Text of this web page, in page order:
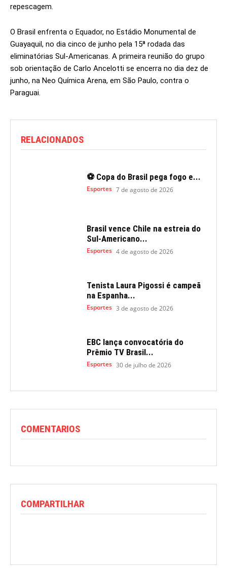
repescagem.
O Brasil enfrenta o Equador, no Estádio Monumental de
Guayaquil, no dia cinco de junho pela 15ª rodada das
eliminatórias Sul-Americanas. A primeira reunião do grupo
sob orientação de Carlo Ancelotti se encerra no dia dez de
junho, na Neo Química Arena, em São Paulo, contra o
Paraguai.
RELACIONADOS
⚽ Copa do Brasil pega fogo e...
Esportes 7 de agosto de 2026
Brasil vence Chile na estreia do
Sul-Americano...
Esportes 4 de agosto de 2026
Tenista Laura Pigossi é campeã
na Espanha...
Esportes 3 de agosto de 2026
EBC lança convocatória do
Prêmio TV Brasil...
Esportes 30 de julho de 2026
COMENTARIOS
COMPARTILHAR